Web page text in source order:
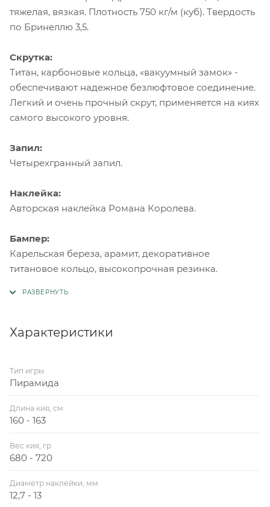
тяжелая, вязкая. Плотность 750 кг/м (куб). Твердость
по Бринеллю 3,5.
Скрутка:
Титан, карбоновые кольца, «вакуумный замок» -
обеспечивают надежное безлюфтовое соединение.
Легкий и очень прочный скрут, применяется на киях
самого высокого уровня.
Запил:
Четырехгранный запил.
Наклейка:
Авторская наклейка Романа Королева.
Бампер:
Карельская береза, арамит, декоративное
титановое кольцо, высокопрочная резинка.
Характеристики
Тип игры
Пирамида
Длина кия, см
160 - 163
Вес кия, гр
680 - 720
Диаметр наклейки, мм
12,7 - 13